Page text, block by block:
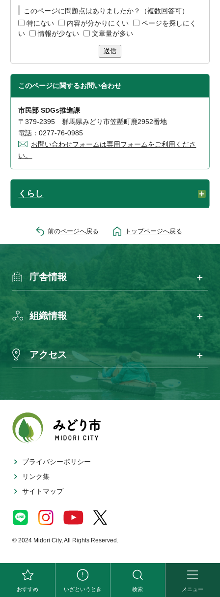
このページに問題点はありましたか？（複数回答可）
特にない
内容が分かりにくい
ページを探しにく
い
情報が少ない 文章量が多い
送信
このページに関するお問い合わせ
市民部 SDGs推進課
〒379-2395 群馬県みどり市笠懸町鹿2952番地
電話：0277-76-0985
お問い合わせフォームは専用フォームをご利用くださ
い。
くらし
前のページへ戻る トップページへ戻る
メニュー
いざというとき 検索
おすすめ
庁舎情報
組織情報
アクセス
プライバシーポリシー
リンク集
サイトマップ
© 2024 Midori City, All Rights Reserved.